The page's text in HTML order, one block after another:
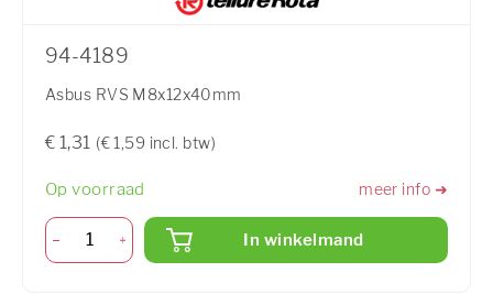
94-4189
Asbus RVS M8x12x40mm
€ 1,31 (€ 1,59 incl. btw)
Op voorraad meer info ➜
In winkelmand